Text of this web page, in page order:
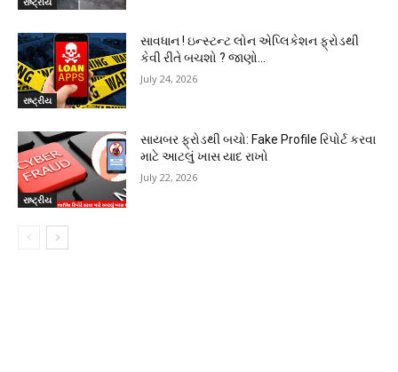
રાષ્ટ્રીય
સાવધાન ! ઇન્સ્ટન્ટ લોન એપ્લિકેશન ફ્રોડથી
કેવી રીતે બચશો ? જાણો…
July 24, 2026
રાષ્ટ્રીય
સાયબર ફ્રોડથી બચો: Fake Profile રિપોર્ટ કરવા
માટે આટલું ખાસ યાદ રાખો
July 22, 2026